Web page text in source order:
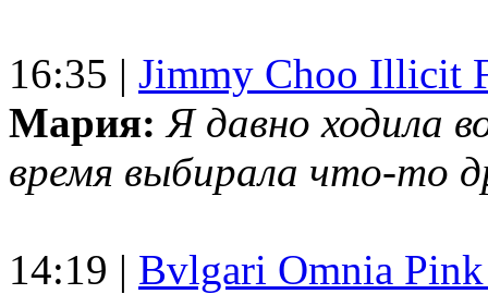
16:35 | Jimmy Choo Illicit
Мария: Я давно ходила
время выбирала что-то
14:19 | Bvlgari Omnia